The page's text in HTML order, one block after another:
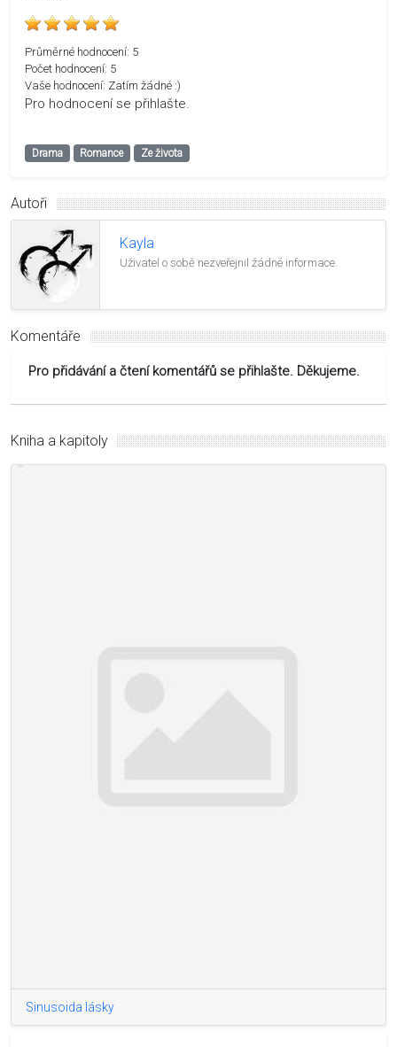
Průměrné hodnocení: 5
Počet hodnocení: 5
Vaše hodnocení: Zatím žádné :)
Pro hodnocení se přihlašte.
Drama Romance Ze života
Autoři
Kayla
Uživatel o sobě nezveřejnil žádné informace.
Komentáře
Pro přidávání a čtení komentářů se přihlašte. Děkujeme.
Kniha a kapitoly
Sinusoida lásky